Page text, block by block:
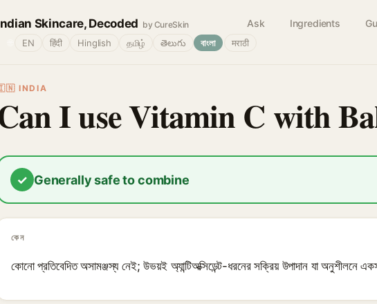
Skincare, Decoded by CureSkin Ask Ingredients
EN हिंदी Hinglish தமிழ் తెలుగు বাংলা मराठी
INDIA
I use Vitamin C with
✓ Generally safe to combine
কেন
কোনো প্রতিবেদিত অসামঞ্জস্য নেই; উভয়ই অ্যান্টিঅক্সিডেন্ট-ধরনের সক্রিয় উপাদান যা অনুশীলনে